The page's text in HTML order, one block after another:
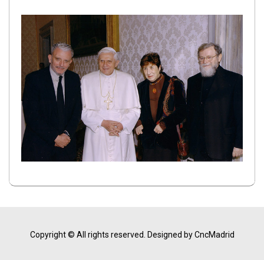
Copyright © All rights reserved. Designed by CncMadrid